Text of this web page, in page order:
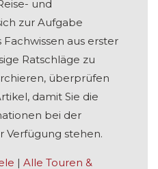
und
zur Aufgabe
aus erster
Ratschläge zu
überprüfen
damit Sie die
bei der
Verfügung stehen.
| Alle Touren &